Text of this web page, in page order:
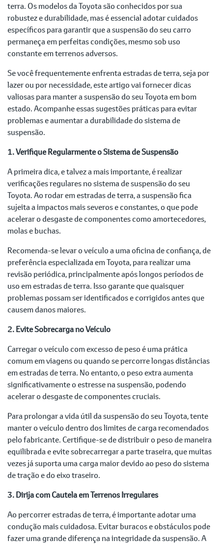
terra. Os modelos da Toyota são conhecidos por sua
robustez e durabilidade, mas é essencial adotar cuidados
específicos para garantir que a suspensão do seu carro
permaneça em perfeitas condições, mesmo sob uso
constante em terrenos adversos.
Se você frequentemente enfrenta estradas de terra, seja por
lazer ou por necessidade, este artigo vai fornecer dicas
valiosas para manter a suspensão do seu Toyota em bom
estado. Acompanhe essas sugestões práticas para evitar
problemas e aumentar a durabilidade do sistema de
suspensão.
1. Verifique Regularmente o Sistema de Suspensão
A primeira dica, e talvez a mais importante, é realizar
verificações regulares no sistema de suspensão do seu
Toyota. Ao rodar em estradas de terra, a suspensão fica
sujeita a impactos mais severos e constantes, o que pode
acelerar o desgaste de componentes como amortecedores,
molas e buchas.
Recomenda-se levar o veículo a uma oficina de confiança, de
preferência especializada em Toyota, para realizar uma
revisão periódica, principalmente após longos períodos de
uso em estradas de terra. Isso garante que quaisquer
problemas possam ser identificados e corrigidos antes que
causem danos maiores.
2. Evite Sobrecarga no Veículo
Carregar o veículo com excesso de peso é uma prática
comum em viagens ou quando se percorre longas distâncias
em estradas de terra. No entanto, o peso extra aumenta
significativamente o estresse na suspensão, podendo
acelerar o desgaste de componentes cruciais.
Para prolongar a vida útil da suspensão do seu Toyota, tente
manter o veículo dentro dos limites de carga recomendados
pelo fabricante. Certifique-se de distribuir o peso de maneira
equilibrada e evite sobrecarregar a parte traseira, que muitas
vezes já suporta uma carga maior devido ao peso do sistema
de tração e do eixo traseiro.
3. Dirija com Cautela em Terrenos Irregulares
Ao percorrer estradas de terra, é importante adotar uma
condução mais cuidadosa. Evitar buracos e obstáculos pode
fazer uma grande diferença na integridade da suspensão. A